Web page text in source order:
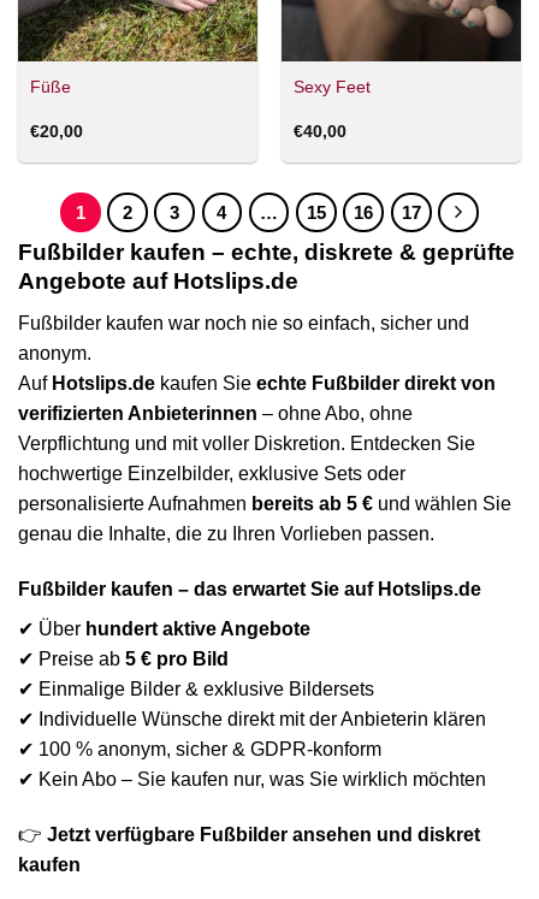
Füße
€20,00
Sexy Feet
€40,00
1 2 3 4 … 15 16 17
Fußbilder kaufen – echte, diskrete & geprüfte
Angebote auf Hotslips.de
Fußbilder kaufen war noch nie so einfach, sicher und
anonym.
Auf Hotslips.de kaufen Sie echte Fußbilder direkt von
verifizierten Anbieterinnen – ohne Abo, ohne
Verpflichtung und mit voller Diskretion. Entdecken Sie
hochwertige Einzelbilder, exklusive Sets oder
personalisierte Aufnahmen bereits ab 5 € und wählen Sie
genau die Inhalte, die zu Ihren Vorlieben passen.
Fußbilder kaufen – das erwartet Sie auf Hotslips.de
✔ Über hundert aktive Angebote
✔ Preise ab 5 € pro Bild
✔ Einmalige Bilder & exklusive Bildersets
✔ Individuelle Wünsche direkt mit der Anbieterin klären
✔ 100 % anonym, sicher & GDPR-konform
✔ Kein Abo – Sie kaufen nur, was Sie wirklich möchten
👉 Jetzt verfügbare Fußbilder ansehen und diskret
kaufen